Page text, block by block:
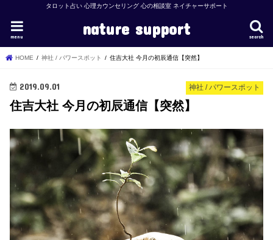
タロット占い 心理カウンセリング 心の相談室 ネイチャーサポート
nature support search
menu
HOME 神社 / パワースポット 住吉大社 今月の初辰通信【突然】
神社 / パワースポット
2019.09.01
住吉大社 今月の初辰通信【突然】